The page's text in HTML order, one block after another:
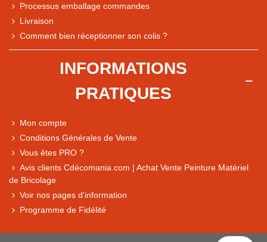
Comparaison des performances du magasin
Processus emballage commandes
Livraison
Comment bien réceptionner son colis ?
INFORMATIONS
PRATIQUES
Mon compte
Conditions Générales de Vente
Vous êtes PRO ?
Avis clients Cdécomania.com | Achat Vente Peinture Matériel
de Bricolage
Voir nos pages d'information
Programme de Fidélité